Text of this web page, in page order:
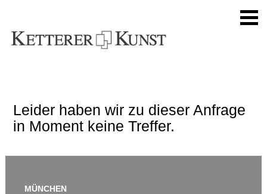
Leider haben wir zu dieser Anfrage
in Moment keine Treffer.
MÜNCHEN